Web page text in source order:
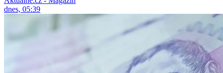
dnes, 05:39